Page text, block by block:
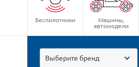
Беспилотники Машины,
автомодели
Выберите бренд